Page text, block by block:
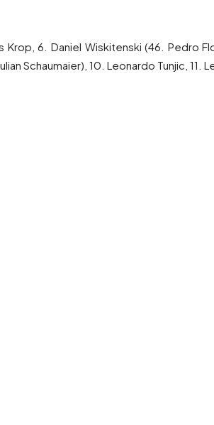
Krop, 6. Daniel Wiskitenski (46. Pedro
Schaumaier), 10. Leonardo Tunjic, 11.